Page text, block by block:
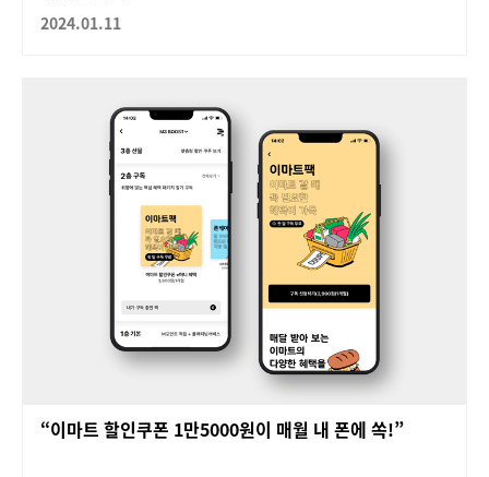
2024.01.11
“이마트 할인쿠폰 1만5000원이 매월 내 폰에 쏙!”